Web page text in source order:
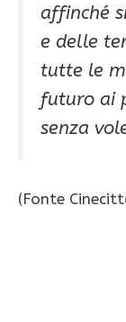
affinché
e delle
tutte le
futuro ai
senza
(Fonte